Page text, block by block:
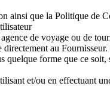
ainsi que la Politique de
de voyage ou de
au
quelque forme que ce
et/ou en effectuant